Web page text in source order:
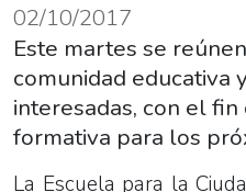
02/10/2017
Este martes se
comunidad educativa
interesadas, con el
formativa para los
La Escuela para la